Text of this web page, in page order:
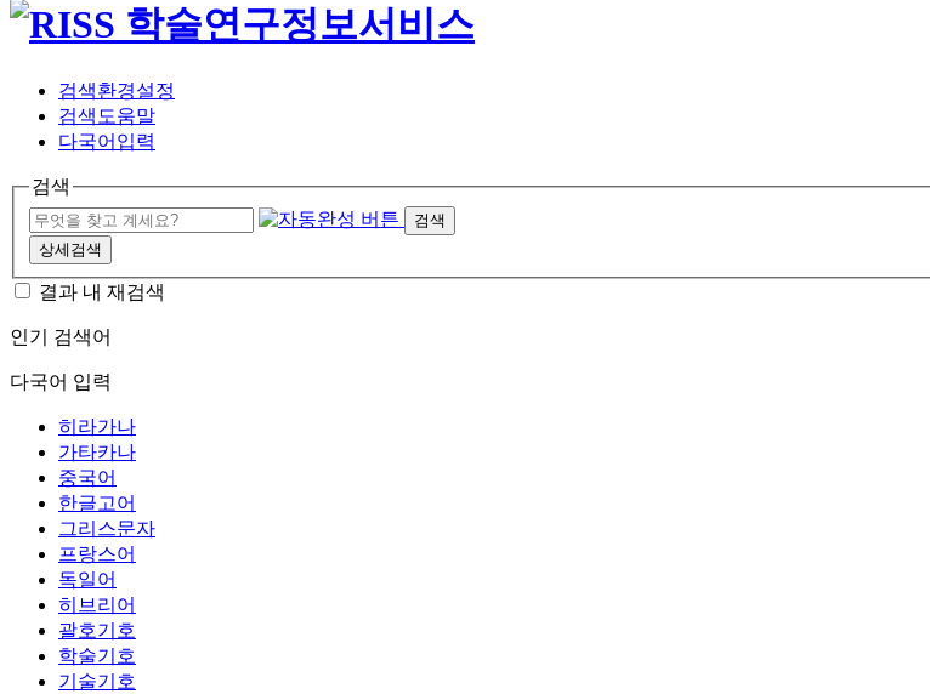
검색환경설정
검색도움말
다국어입력
검색
검색
상세검색
결과 내 재검색
인기 검색어
다국어 입력
히라가나
가타카나
중국어
한글고어
그리스문자
프랑스어
독일어
히브리어
괄호기호
학술기호
기술기호